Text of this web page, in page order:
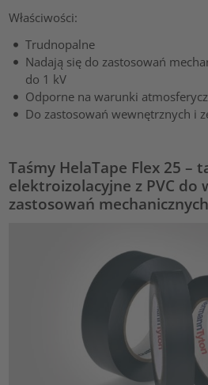
Właściwości:
Trudnopalne
Nadają się do zastosowań
do 1 kV
Odporne na warunki
Do zastosowań wewnętrznych i
Taśmy HelaTape Flex 25 –
elektroizolacyjne z PVC do
zastosowań mechanicznych